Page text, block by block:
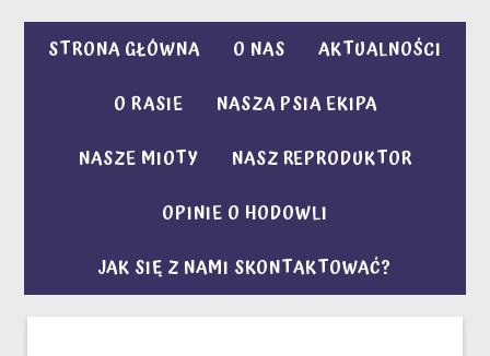
STRONA GŁÓWNA O NAS
AKTUALNOŚCI
O RASIE
NASZA PSIA EKIPA
NASZE MIOTY
NASZ REPRODUKTOR
OPINIE O HODOWLI
JAK SIĘ Z NAMI SKONTAKTOWAĆ?